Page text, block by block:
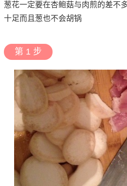
葱花一定要在杏鲍菇与肉煎的差不
十足而且葱也不会胡锅
第 1 步